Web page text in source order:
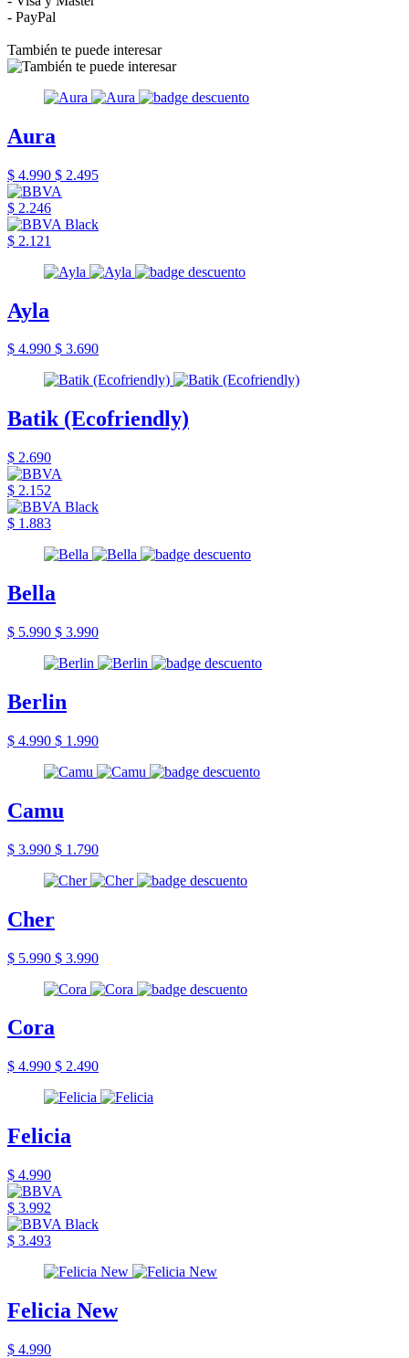
- PayPal
También te puede interesar
Aura
$ 4.990 $ 2.495
$ 2.246
$ 2.121
Ayla
$ 4.990 $ 3.690
Batik (Ecofriendly)
$ 2.690
$ 2.152
$ 1.883
Bella
$ 5.990 $ 3.990
Berlin
$ 4.990 $ 1.990
Camu
$ 3.990 $ 1.790
Cher
$ 5.990 $ 3.990
Cora
$ 4.990 $ 2.490
Felicia
$ 4.990
$ 3.992
$ 3.493
Felicia New
$ 4.990